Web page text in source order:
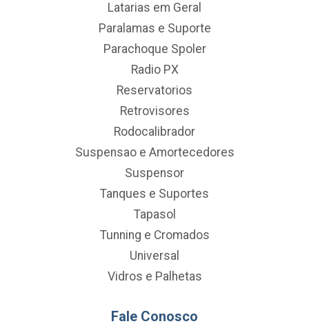
Latarias em Geral
Paralamas e Suporte
Parachoque Spoler
Radio PX
Reservatorios
Retrovisores
Rodocalibrador
Suspensao e Amortecedores
Suspensor
Tanques e Suportes
Tapasol
Tunning e Cromados
Universal
Vidros e Palhetas
Fale Conosco